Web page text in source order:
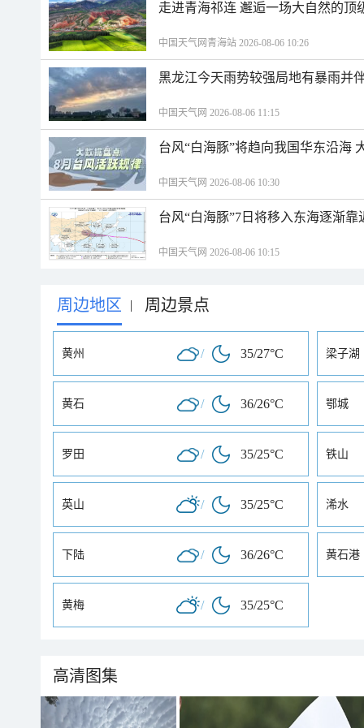
走进青海祁连 邂逅一场大自然的顶
中国天气网青海站 2026-08-06 10:26
黑龙江今天雨势较强局地有暴雨并
中国天气网 2026-08-06 11:15
台风“白海豚”将趋向我国华东沿海
中国天气网 2026-08-06 10:30
台风“白海豚”7日将移入东海逐渐
中国天气网 2026-08-06 10:15
周边地区 | 周边景点
黄州 / 35/27°C 梁子湖
黄石 / 36/26°C 鄂城
罗田 / 35/25°C 铁山
英山 / 35/25°C 浠水
下陆 / 36/26°C 黄石港
黄梅 / 35/25°C
高清图集